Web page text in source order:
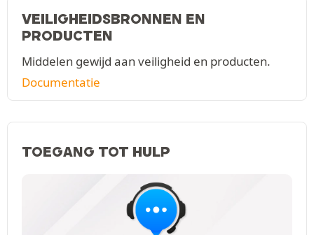
VEILIGHEIDSBRONNEN EN
PRODUCTEN
Middelen gewijd aan veiligheid en producten.
Documentatie
TOEGANG TOT HULP